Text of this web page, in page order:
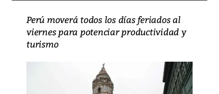
Perú moverá todos los días feriados al
viernes para potenciar productividad y
turismo